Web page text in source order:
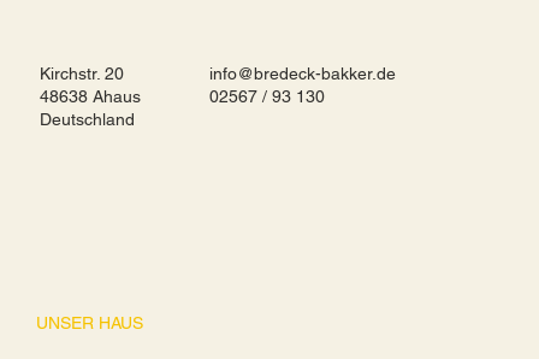
UNSER HAUS
Kirchstr. 20
48638 Ahaus
Deutschland
info@bredeck-bakker.de
02567 / 93 130